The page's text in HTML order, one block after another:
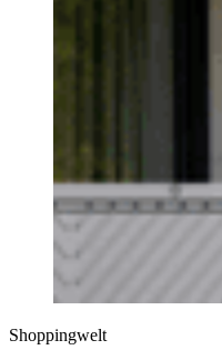
Shoppingwelt